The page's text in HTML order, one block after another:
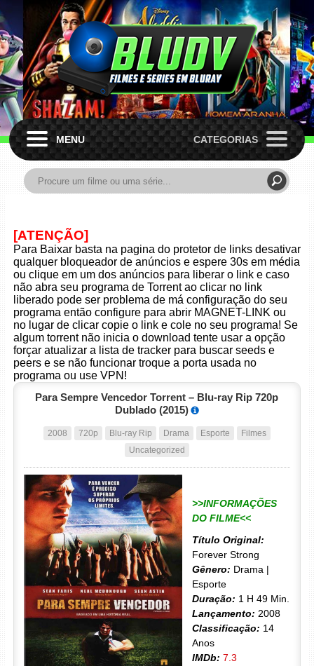
MENU CATEGORIAS
[ATENÇÃO]
Para Baixar basta na pagina do protetor de links desativar
qualquer bloqueador de anúncios e espere 30s em média
ou clique em um dos anúncios para liberar o link e caso
não abra seu programa de Torrent ao clicar no link
liberado pode ser problema de má configuração do seu
programa então configure para abrir MAGNET-LINK ou
no lugar de clicar copie o link e cole no seu programa! Se
algum torrent não inicia o download tente usar a opção
forçar atualizar a lista de tracker para buscar seeds e
peers e se não funcionar troque a porta usada no
programa ou use VPN!
Para Sempre Vencedor Torrent – Blu-ray Rip 720p
Dublado (2015)
2008 720p Blu-ray Rip Drama Esporte
Filmes
Uncategorized
>>INFORMAÇÕES
DO FILME<<
Título Original:
Forever Strong
Gênero: Drama |
Esporte
Duração: 1 H 49 Min.
Lançamento: 2008
Classificação: 14
Anos
IMDb: 7.3